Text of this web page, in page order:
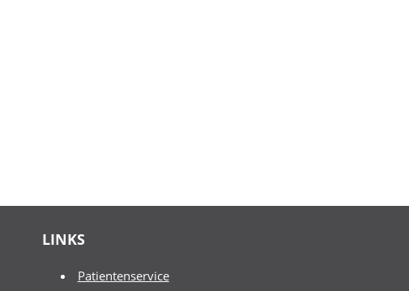
LINKS
Patientenservice